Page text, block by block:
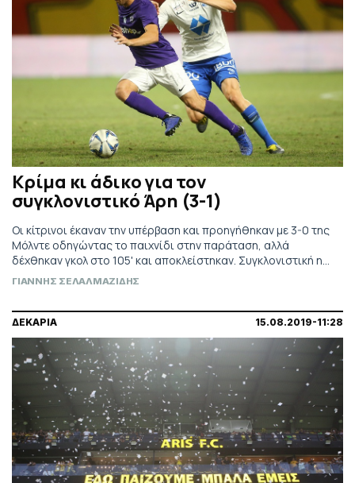
Κρίμα κι άδικο για τον
συγκλονιστικό Άρη (3-1)
Οι κίτρινοι έκαναν την υπέρβαση και προηγήθηκαν με 3-0 της
Μόλντε οδηγώντας το παιχνίδι στην παράταση, αλλά
δέχθηκαν γκολ στο 105' και αποκλείστηκαν. Συγκλονιστική η
προσπάθεια της ομάδας της Θεσσαλονίκης και άδικος
ΓΙΑΝΝΗΣ ΣΕΛΑΛΜΑΖΙΔΗΣ
ΔΕΚΑΡΙΑ 15.08.2019-11:28